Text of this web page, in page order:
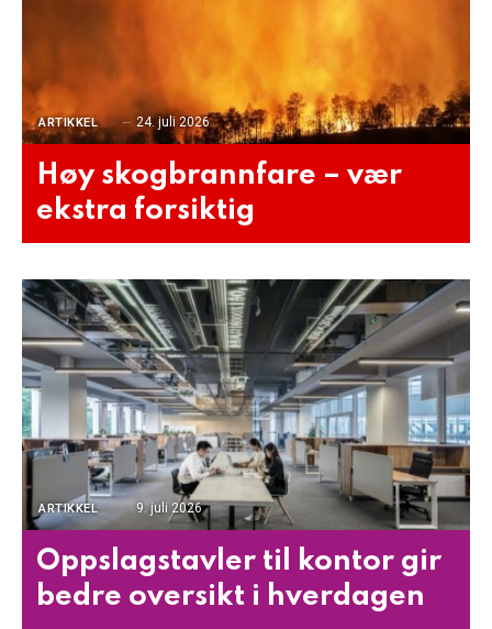
ARTIKKEL 24. juli 2026
Høy skogbrannfare – vær
ekstra forsiktig
ARTIKKEL 9. juli 2026
Oppslagstavler til kontor gir
bedre oversikt i hverdagen